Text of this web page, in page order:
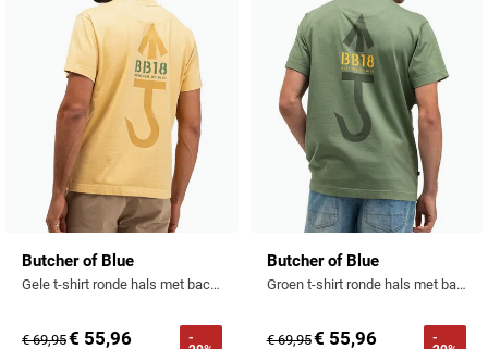
Butcher of Blue
Gele t-shirt ronde hals met backprint
€ 69,95€ 55,96
-
Butcher of Blue
Groen t-shirt ronde hals met backprint
€ 69,95€ 55,96
-